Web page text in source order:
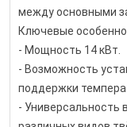
между основными
Ключевые
- Мощность 14 кВт.
- Возможность
поддержки
- Универсальность